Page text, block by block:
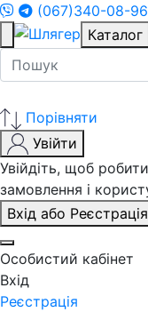
(067)340-08-96
Каталог
Порівняти
Увійти
Увійдіть, щоб
замовлення і
Вхід або Реєстрація
Особистий кабінет
Вхід
Реєстрація